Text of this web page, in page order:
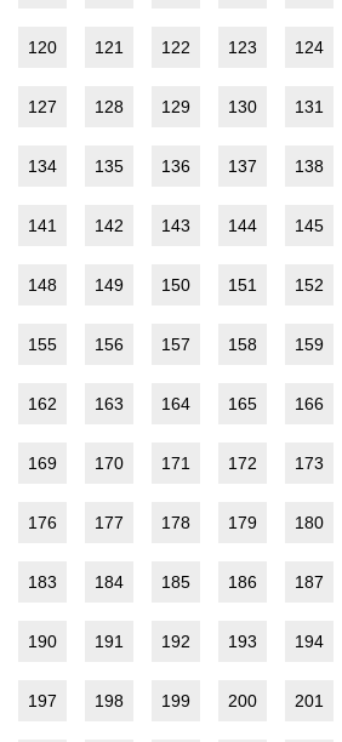
120 121 122 123 124
127 128 129 130 131
134 135 136 137 138
141 142 143 144 145
148 149 150 151 152
155 156 157 158 159
162 163 164 165 166
169 170 171 172 173
176 177 178 179 180
183 184 185 186 187
190 191 192 193 194
197 198 199 200 201